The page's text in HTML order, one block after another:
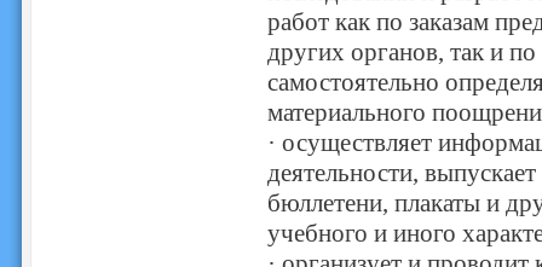
работ как по заказам
других органов, так и
самостоятельно
материального
· осуществляет
деятельности,
бюллетени, плакаты и
учебного и иного